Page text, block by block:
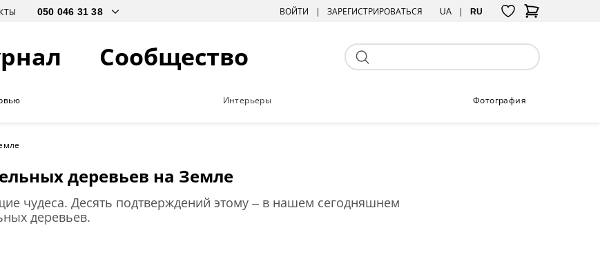
ВОЙТИ ЗАРЕГИСТРИРОВАТЬСЯ UA RU
Сообщество
Интерьеры Фотография
деревьев на Земле
чудеса. Десять подтверждений этому – в нашем сегодняшнем
деревьев.